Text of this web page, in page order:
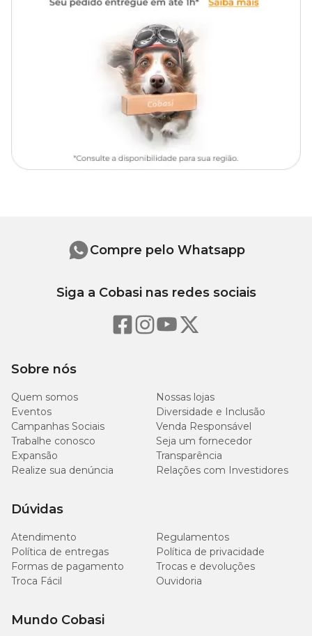
sua planta.
Evite luz solar direta e locais quentes. Uma janela de cozinha é
Sobre nós
Quem somos
Nossas lojas
Eventos
Diversidade e Inclusão
Campanhas Sociais
Venda Responsável
Trabalhe conosco
Seja um fornecedor
Expansão
Transparência
Realize sua denúncia
Relações com Investidores
Dúvidas
Atendimento
Regulamentos
Política de entregas
Política de privacidade
Formas de pagamento
Trocas e devoluções
Troca Fácil
Ouvidoria
Mundo Cobasi
Compre pelo Whatsapp
Siga a Cobasi nas redes sociais